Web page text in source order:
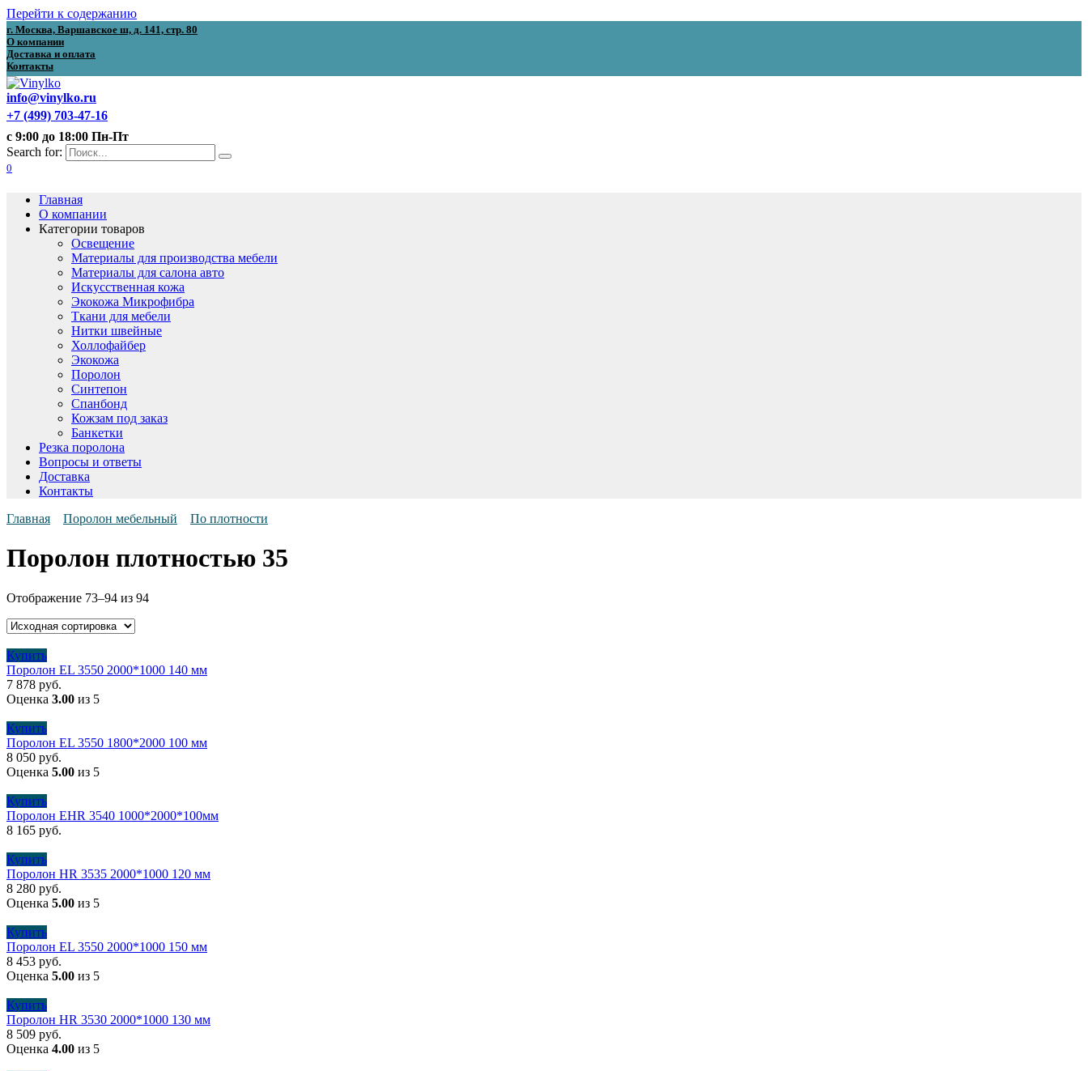
Перейти к содержанию
г. Москва, Варшавское ш, д. 141, стр. 80
О компании
Доставка и оплата
Контакты
info@vinylko.ru
+7 (499) 703-47-16
с 9:00 до 18:00 Пн-Пт
Search for:
0
Главная
О компании
Категории товаров
Освещение
Материалы для производства мебели
Материалы для салона авто
Искусственная кожа
Экокожа Микрофибра
Ткани для мебели
Нитки швейные
Холлофайбер
Экокожа
Поролон
Синтепон
Спанбонд
Кожзам под заказ
Банкетки
Резка поролона
Вопросы и ответы
Доставка
Контакты
Главная
Поролон мебельный По плотности
Поролон плотностью 35
Отображение 73–94 из 94
Купить
Поролон EL 3550 2000*1000 140 мм
7 878 руб.
Оценка 3.00 из 5
Купить
Поролон EL 3550 1800*2000 100 мм
8 050 руб.
Оценка 5.00 из 5
Купить
Поролон EHR 3540 1000*2000*100мм
8 165 руб.
Купить
Поролон HR 3535 2000*1000 120 мм
8 280 руб.
Оценка 5.00 из 5
Купить
Поролон EL 3550 2000*1000 150 мм
8 453 руб.
Оценка 5.00 из 5
Купить
Поролон HR 3530 2000*1000 130 мм
8 509 руб.
Оценка 4.00 из 5